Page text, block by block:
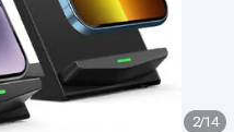
2/14